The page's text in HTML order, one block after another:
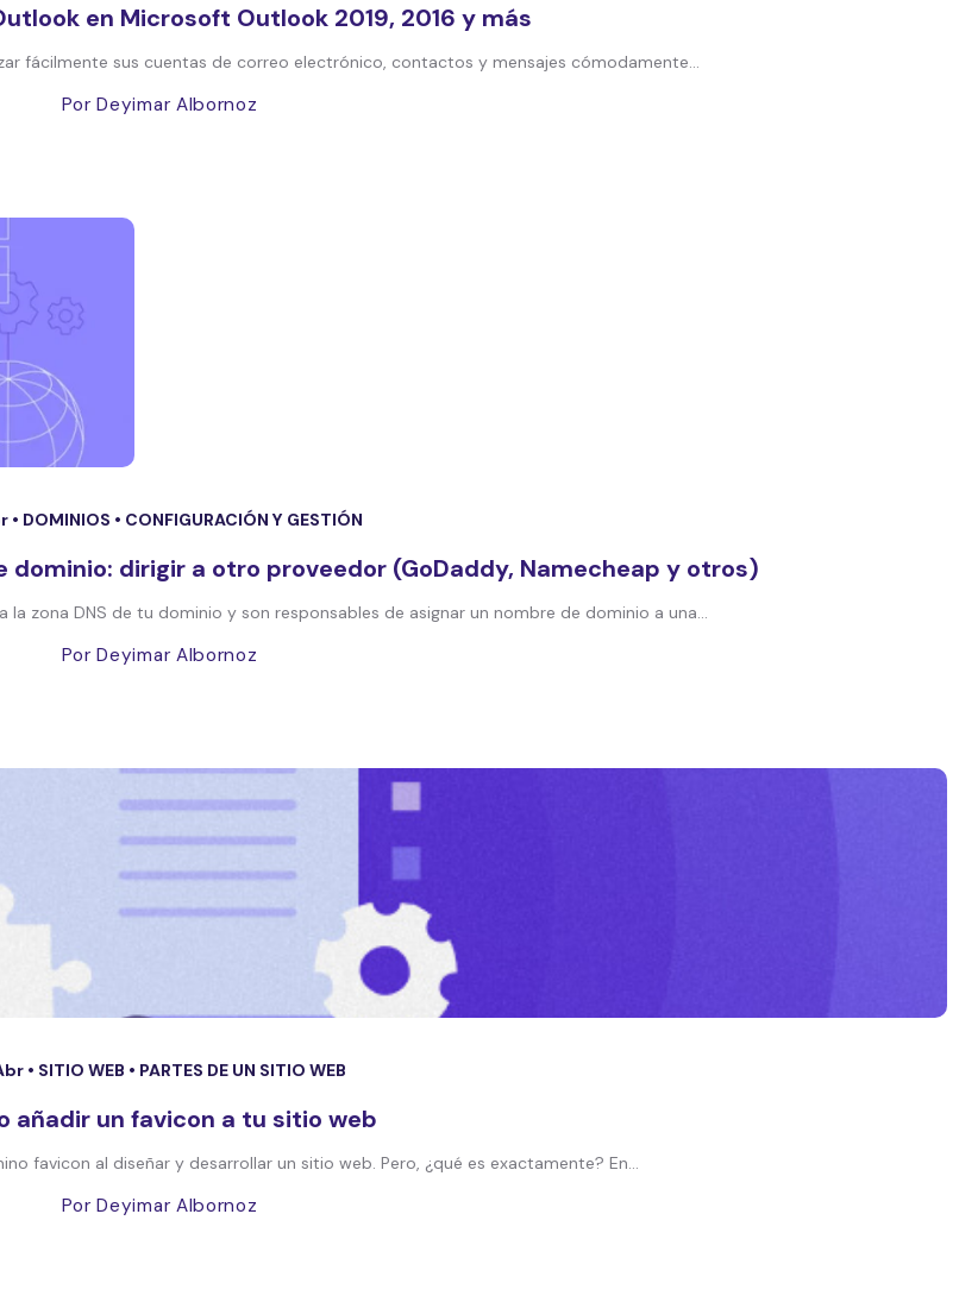
en Microsoft Outlook 2019, 2016 y más
fácilmente sus cuentas de correo electrónico, contactos y mensajes cómodamente...
Por Deyimar Albornoz
• DOMINIOS • CONFIGURACIÓN Y GESTIÓN
dirigir a otro proveedor (GoDaddy, Namecheap y otros)
zona DNS de tu dominio y son responsables de asignar un nombre de dominio a una...
Por Deyimar Albornoz
• SITIO WEB • PARTES DE UN SITIO WEB
añadir un favicon a tu sitio web
favicon al diseñar y desarrollar un sitio web. Pero, ¿qué es exactamente? En...
Por Deyimar Albornoz